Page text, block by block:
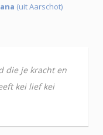
(uit Aarschot)
die je kracht en
kei lief kei